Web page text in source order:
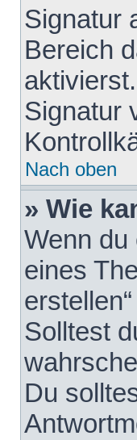
Signatur
Bereich
Signatur
Nach oben
» Wie
Wenn du
eines
Solltest
Du